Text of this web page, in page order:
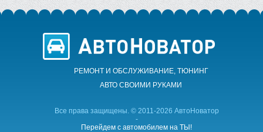
РЕМОНТ И ОБСЛУЖИВАНИЕ, ТЮНИНГ
АВТО CВОИМИ РУКАМИ
Все права защищены. © 2011-2026 АвтоНоватор
-
Перейдем с автомобилем на ТЫ!